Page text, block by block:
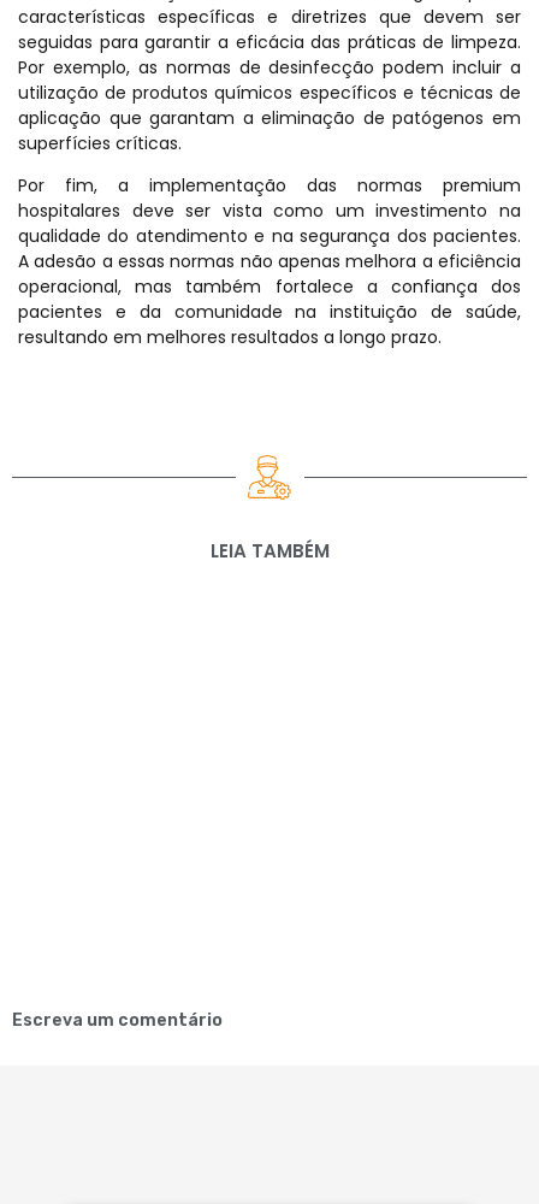
características específicas e diretrizes que devem ser
seguidas para garantir a eficácia das práticas de limpeza.
Por exemplo, as normas de desinfecção podem incluir a
utilização de produtos químicos específicos e técnicas de
aplicação que garantam a eliminação de patógenos em
superfícies críticas.
Por fim, a implementação das normas premium
hospitalares deve ser vista como um investimento na
qualidade do atendimento e na segurança dos pacientes.
A adesão a essas normas não apenas melhora a eficiência
operacional, mas também fortalece a confiança dos
pacientes e da comunidade na instituição de saúde,
resultando em melhores resultados a longo prazo.
LEIA TAMBÉM
Escreva um comentário